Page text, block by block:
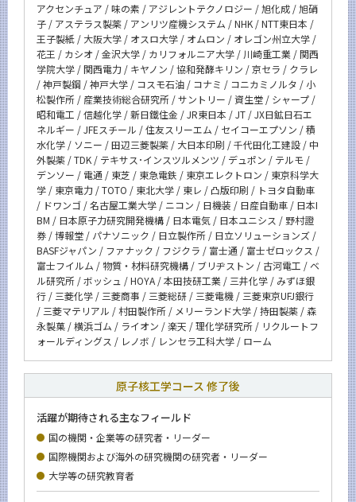
アクセンチュア / 味の素 / アジレントテクノロジー / 旭化成 / 旭硝
子 / アステラス製薬 / アンリツ産機システム / NHK / NTT東日本 /
王子製紙 / 大阪大学 / オスロ大学 / オムロン / オレゴン州立大学 /
花王 / カシオ / 金沢大学 / カリフォルニア大学 / 川崎重工業 / 関西
学院大学 / 関西電力 / キヤノン / 協和発酵キリン / 京セラ / クラレ
/ 神戸製鋼 / 神戸大学 / コスモ石油 / コナミ / コニカミノルタ / 小
松製作所 / 産業技術総合研究所 / サントリー / 資生堂 / シャープ /
昭和電工 / 信越化学 / 新日鐵住金 / JR東日本 / JT / JX日鉱日石エ
ネルギー / JFEスチール / 住友スリーエム / セイコーエプソン / 積
水化学 / ソニー / 田辺三菱製薬 / 大日本印刷 / 千代田化工建設 / 中
外製薬 / TDK / テキサス･インスツルメンツ / デュポン / テルモ /
デンソー / 電通 / 東芝 / 東急電鉄 / 東京エレクトロン / 東京科学大
学 / 東京電力 / TOTO / 東北大学 / 東レ / 凸版印刷 / トヨタ自動車
/ ドワンゴ / 名古屋工業大学 / ニコン / 日機装 / 日産自動車 / 日本I
BM / 日本原子力研究開発機構 / 日本電気 / 日本ユニシス / 野村證
券 / 博報堂 / パナソニック / 日立製作所 / 日立ソリューションズ /
BASFジャパン / ファナック / フジクラ / 富士通 / 富士ゼロックス /
富士フイルム / 物質・材料研究機構 / ブリヂストン / 古河電工 / ベ
ル研究所 / ボッシュ / HOYA / 本田技研工業 / 三井化学 / みずほ銀
行 / 三菱化学 / 三菱商事 / 三菱総研 / 三菱電機 / 三菱東京UFJ銀行
/ 三菱マテリアル / 村田製作所 / メリーランド大学 / 持田製薬 / 森
永製菓 / 横浜ゴム / ライオン / 楽天 / 理化学研究所 / リクルートフ
ォールディングス / レノボ / レンセラ工科大学 / ローム
原子核工学コース 修了後
活躍が期待される主なフィールド
国の機関・企業等の研究者・リーダー
国際機関および海外の研究機関の研究者 ・リーダー
大学等の研究教育者